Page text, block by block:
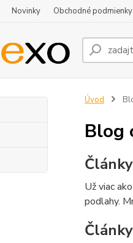
Novinky Obchodné podmienky
Úvod
Blog
Už viac
podlahy.